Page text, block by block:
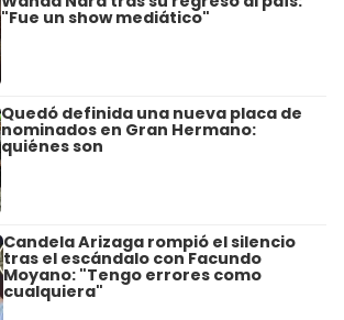
"Fue un show mediático"
Quedó definida una nueva placa de
nominados en Gran Hermano:
quiénes son
Candela Arizaga rompió el silencio
tras el escándalo con Facundo
Moyano: "Tengo errores como
cualquiera"